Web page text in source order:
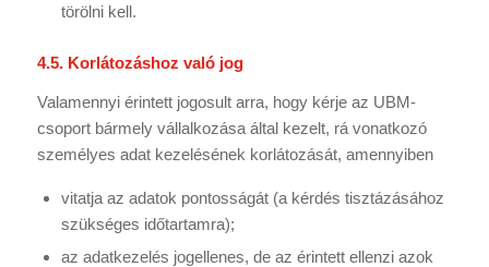
törölni kell.
4.5. Korlátozáshoz való jog
Valamennyi érintett jogosult arra, hogy kérje az UBM-
csoport bármely vállalkozása által kezelt, rá vonatkozó
személyes adat kezelésének korlátozását, amennyiben
vitatja az adatok pontosságát (a kérdés tisztázásához
szükséges időtartamra);
az adatkezelés jogellenes, de az érintett ellenzi azok